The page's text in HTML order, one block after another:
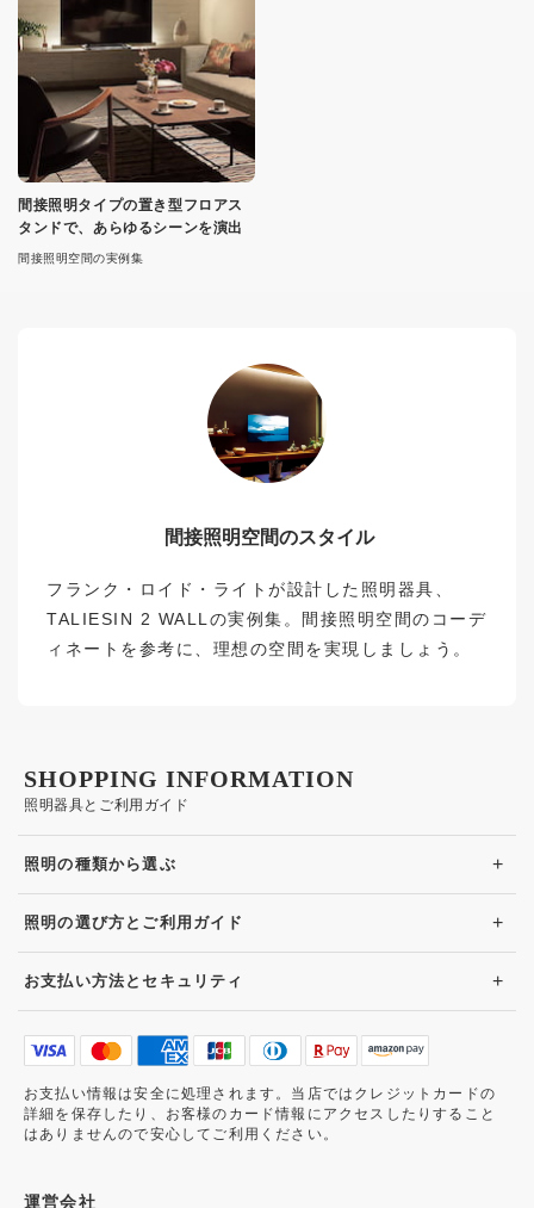
間接照明タイプの置き型フロアス
タンドで、あらゆるシーンを演出
間接照明空間の実例集
間接照明空間のスタイル
フランク・ロイド・ライトが設計した照明器具、
TALIESIN 2 WALLの実例集。間接照明空間のコーデ
ィネートを参考に、理想の空間を実現しましょう。
照明器具とご利用ガイド
SHOPPING INFORMATION
照明の種類から選ぶ +
照明の選び方とご利用ガイド +
お支払い方法とセキュリティ +
お支払い情報は安全に処理されます。当店ではクレジットカードの
詳細を保存したり、お客様のカード情報にアクセスしたりすること
はありませんので安心してご利用ください。
運営会社